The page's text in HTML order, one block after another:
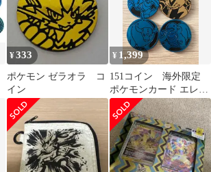
¥333
ポケモン ゼラオラ コ
イン
¥ 1,399
151コイン 海外限定
ポケモンカード エレブ
ー、ストライク、ベロ
リンガ、ケンタロスセ
ット